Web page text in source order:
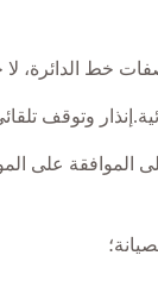
خط الدائرة،
وتوقف
الموافقة على